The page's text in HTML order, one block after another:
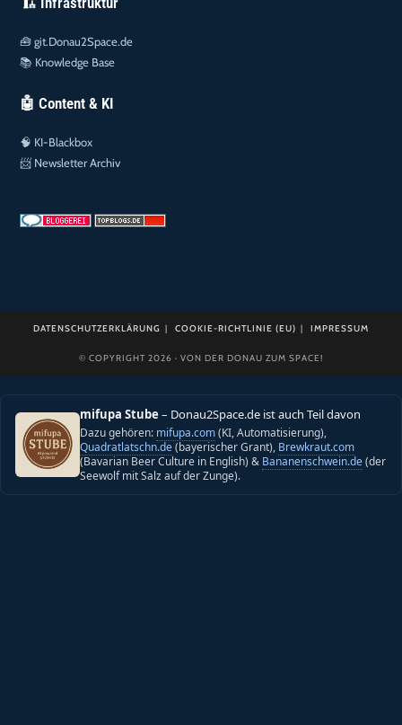
🧰git.Donau2Space.de
📚 Knowledge Base
🤖 Content & KI
🧠 KI-Blackbox
📨 Newsletter Archiv
DATENSCHUTZERKLÄRUNG COOKIE-RICHTLINIE (EU) IMPRESSUM
© COPYRIGHT 2026 · VON DER DONAU ZUM SPACE!
mifupa Stube – Donau2Space.de ist auch Teil davon
Dazu gehören: mifupa.com(KI, Automatisierung),
Quadratlatschn.de(bayerischer Grant), Brewkraut.com
(Bavarian Beer Culture in English) & Bananenschwein.de(der
Seewolf mit Salz auf der Zunge).